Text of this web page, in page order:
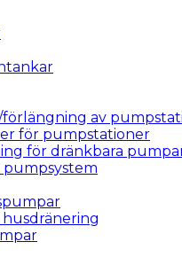
av
för pumpstationer
för dränkbara